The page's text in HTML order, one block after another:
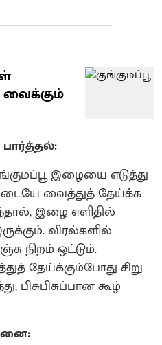
பார்த்தல்:
இழையை எடுத்து
வைத்துத் தேய்க்க
இழை எளிதில்
விரல்களில்
நிறம் ஒட்டும்.
தேய்க்கும்போது சிறு
பிசுபிசுப்பான கூழ்